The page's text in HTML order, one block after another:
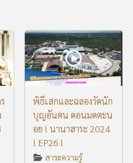
พิธีเสกและฉลองวัดนัก
บุญอันตน ดอนมดตะน
อย l นานาสาระ 2024
l EP26 l
สาระความรู้